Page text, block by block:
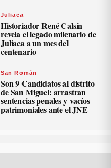
Juliaca
Historiador René Calsín
revela el legado milenario de
Juliaca a un mes del
centenario
San Román
Son 9 Candidatos al distrito
de San Miguel: arrastran
sentencias penales y vacíos
patrimoniales ante el JNE